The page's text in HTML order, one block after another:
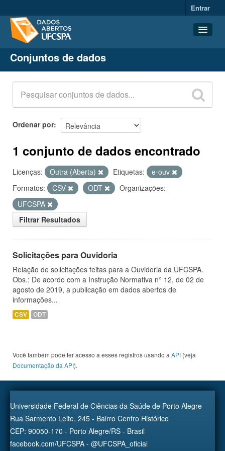
Entrar
Conjuntos de dados
Organizações
Grupos
Sobre
Conjuntos de dados
Ordenar por
1 conjunto de dados encontrado
Licenças: Outra (Aberta) Etiquetas:
e-ouv
Formatos:
CSV ODT
Organizações:
UFCSPA
Filtrar Resultados
Solicitações para Ouvidoria
Relação de solicitações feitas para a Ouvidoria da UFCSPA.
Obs.: De acordo com a Instrução Normativa n° 12, de 02 de
agosto de 2019, a publicação em dados abertos de
informações...
CSV ODT
Você também pode ter acesso a esses registros usando a API (veja
Documentação da API).
Universidade Federal de Ciências da Saúde de Porto Alegre
Rua Sarmento Leite, 245 - Bairro Centro Histórico
CEP: 90050-170 - Porto Alegre/RS - Brasil
facebook.com/UFCSPA - @UFCSPA_oficial